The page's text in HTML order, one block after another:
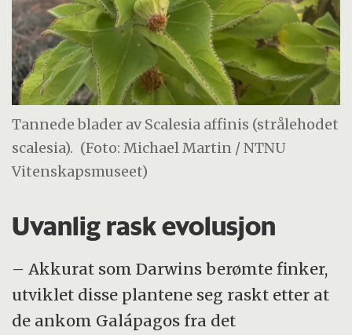
Tannede blader av Scalesia affinis (strålehodet
scalesia). (Foto: Michael Martin / NTNU
Vitenskapsmuseet)
Uvanlig rask evolusjon
– Akkurat som Darwins berømte finker,
utviklet disse plantene seg raskt etter at
de ankom Galápagos fra det